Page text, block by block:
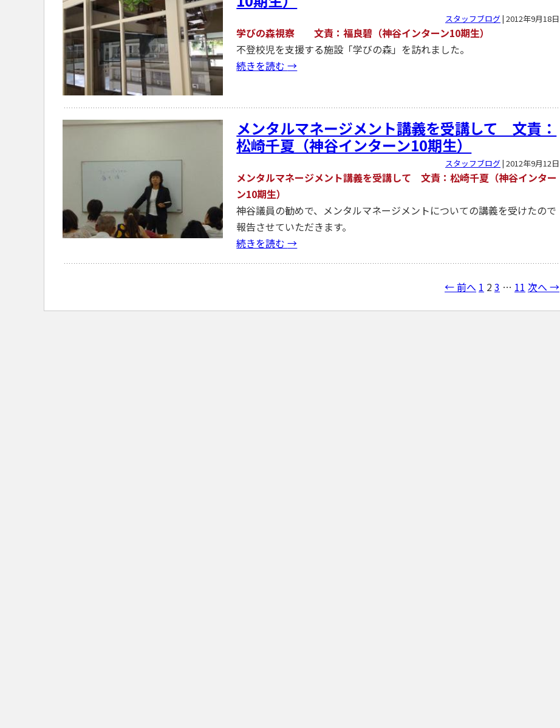
スタッフブログ | 2012年9月18日
学びの森視察 文責：福良碧（神谷インターン10期生）
不登校児を支援する施設「学びの森」を訪れました。
続きを読む→
メンタルマネージメント講義を受講して 文責：
松崎千夏（神谷インターン10期生）
スタッフブログ | 2012年9月12日
メンタルマネージメント講義を受講して 文責：松崎千夏（神谷インター
ン10期生）
神谷議員の勧めで、メンタルマネージメントについての講義を受けたので
報告させていただきます。
続きを読む→
← 前へ 1 2 3 … 11 次へ →